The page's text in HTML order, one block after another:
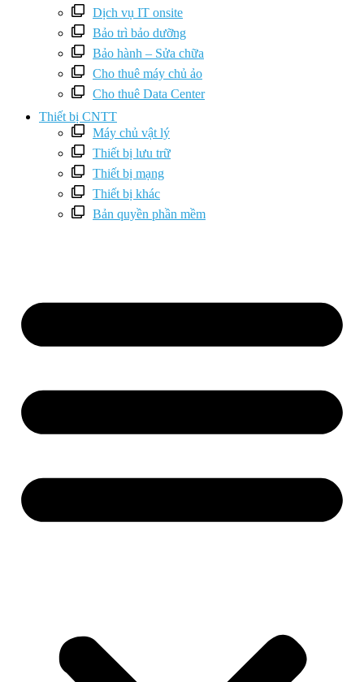
Dịch vụ IT onsite
Bảo trì bảo dưỡng
Bảo hành – Sửa chữa
Cho thuê máy chủ ảo
Cho thuê Data Center
Thiết bị CNTT
Máy chủ vật lý
Thiết bị lưu trữ
Thiết bị mạng
Thiết bị khác
Bản quyền phần mềm